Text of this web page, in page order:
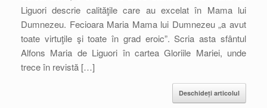
Liguori descrie calităţile care au excelat în Mama lui
Dumnezeu. Fecioara Maria Mama lui Dumnezeu „a avut
toate virtuţile şi toate în grad eroic”. Scria asta sfântul
Alfons Maria de Liguori în cartea Gloriile Mariei, unde
trece în revistă […]
Deschideți articolul